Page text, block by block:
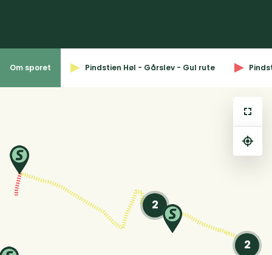
Om sporet Pindstien Høl - Gårslev - Gul rute
⤢